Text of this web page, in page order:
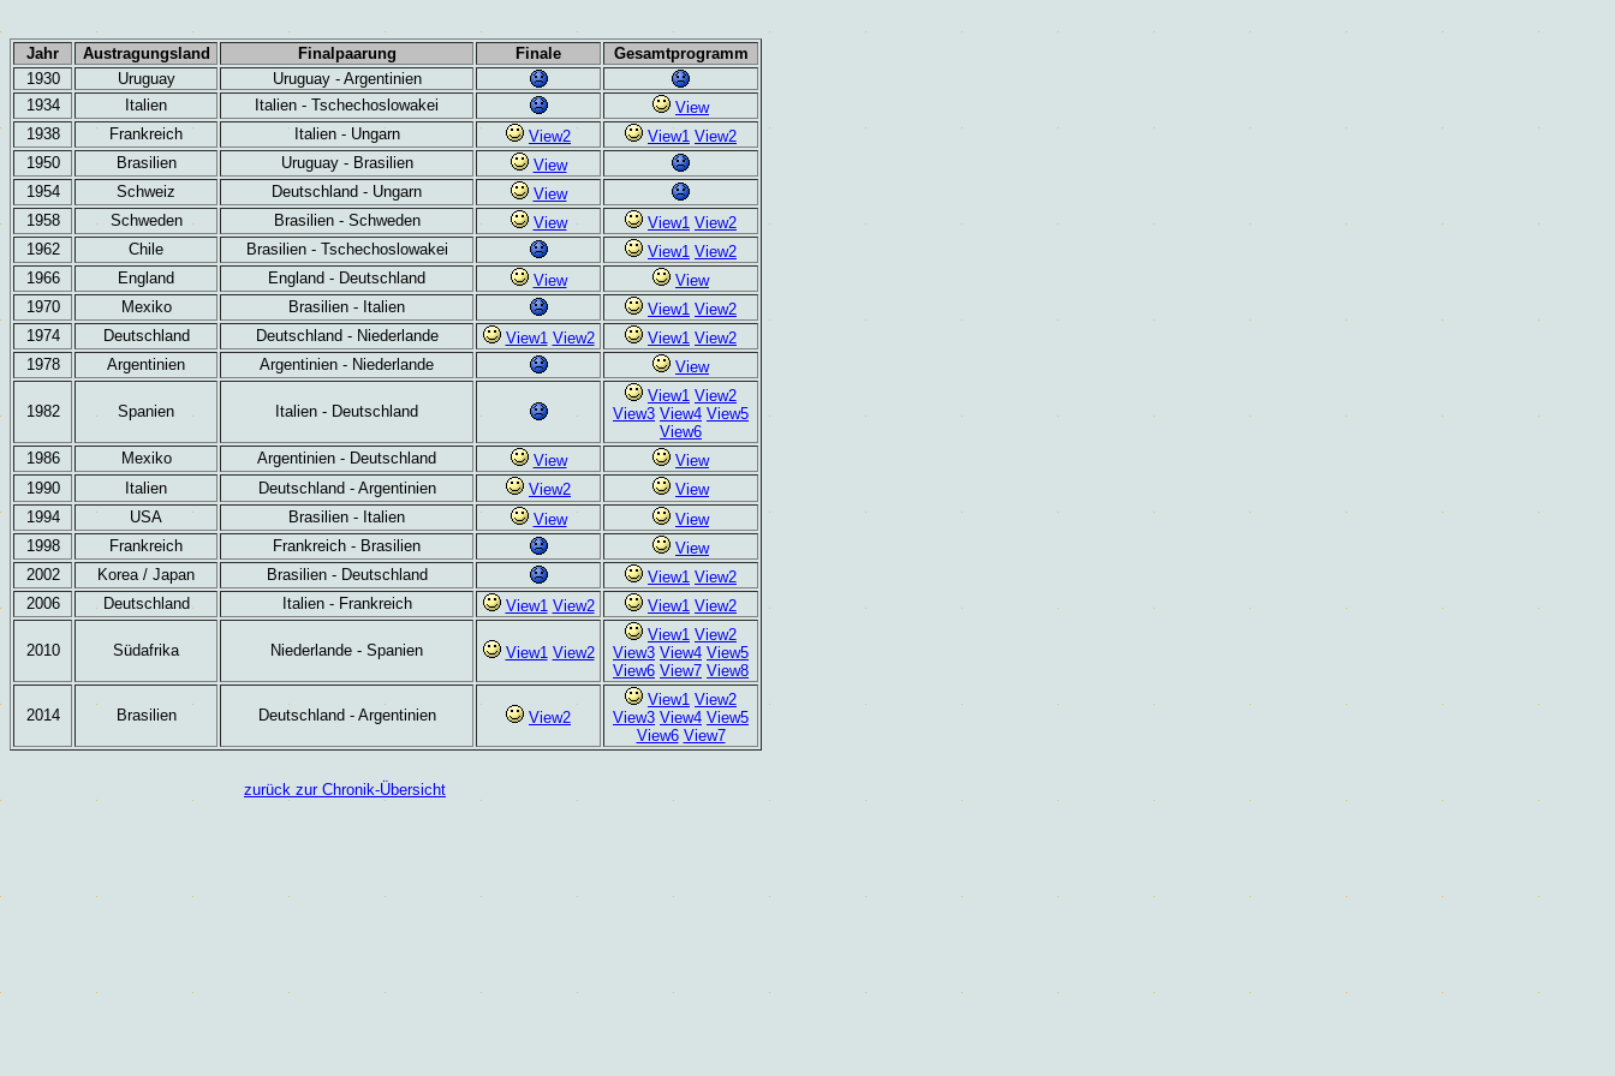
Jahr Austragungsland Finalpaarung Finale
Gesamtprogramm
1930
Uruguay
Uruguay - Argentinien
1934
Italien Italien - Tschechoslowakei
View
1938
Frankreich Italien - Ungarn View2 View1 View2
1950
Brasilien Uruguay - Brasilien
View
1954
Schweiz Deutschland - Ungarn
View
1958
Schweden Brasilien - Schweden View View1 View2
1962
Chile Brasilien - Tschechoslowakei View1 View2
1966
England England - Deutschland View
View
1970
Mexiko Brasilien - Italien View1 View2
1974
Deutschland Deutschland - Niederlande View1 View2 View1 View2
1978
Argentinien Argentinien - Niederlande View
1982 Spanien Italien - Deutschland
View1 View2
View3 View4 View5
View6
1986
Mexiko Argentinien - Deutschland View
View
1990
Italien Deutschland - Argentinien View2
View
1994
USA Brasilien - Italien View
View
1998
Frankreich Frankreich - Brasilien
View
2002
Korea / Japan Brasilien - Deutschland View1 View2
2006
Deutschland Italien - Frankreich View1 View2 View1 View2
2010 Südafrika Niederlande - Spanien View1 View2
View1 View2
View3 View4 View5
View6 View7 View8
2014 Brasilien Deutschland - Argentinien View2
View1 View2
View3 View4 View5
View6 View7
zurück zur Chronik-Übersicht